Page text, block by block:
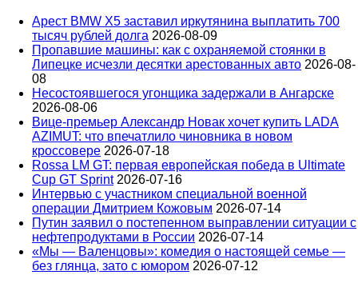
Арест BMW X5 заставил иркутянина выплатить 700
тысяч рублей долга 2026-08-09
Пропавшие машины: как с охраняемой стоянки в
Липецке исчезли десятки арестованных авто 2026-08-
08
Несостоявшегося угонщика задержали в Ангарске
2026-08-06
Вице‑премьер Александр Новак хочет купить LADA
AZIMUT: что впечатлило чиновника в новом
кроссовере 2026-07-18
Rossa LM GT: первая европейская победа в Ultimate
Cup GT Sprint 2026-07-16
Интервью с участником специальной военной
операции Дмитрием Кожовым 2026-07-14
Путин заявил о постепенном выправлении ситуации с
нефтепродуктами в России 2026-07-14
«Мы — Валенцовы»: комедия о настоящей семье —
без глянца, зато с юмором 2026-07-12